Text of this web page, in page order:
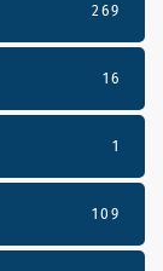
269
16
1
109